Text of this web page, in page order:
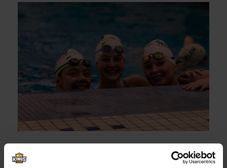
Ze is nu een jaar in Amerika en de plannen voor de